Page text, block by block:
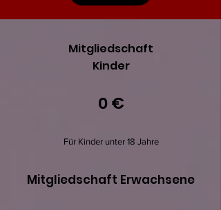
Mitgliedschaft
Kinder
0 €
Für Kinder unter 18 Jahre
Mitgliedschaft Erwachsene